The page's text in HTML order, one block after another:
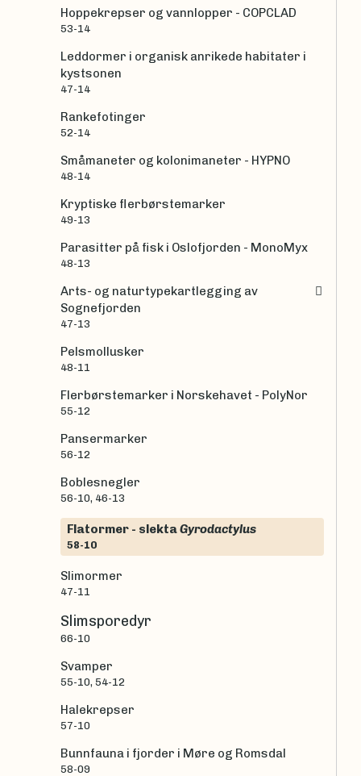
Hoppekrepser og vannlopper - COPCLAD
53-14
Leddormer i organisk anrikede habitater i
kystsonen
47-14
Rankefotinger
52-14
Småmaneter og kolonimaneter - HYPNO
48-14
Kryptiske flerbørstemarker
49-13
Parasitter på fisk i Oslofjorden - MonoMyx
48-13
Arts- og naturtypekartlegging av
Sognefjorden
47-13
Pelsmollusker
48-11
Flerbørstemarker i Norskehavet - PolyNor
55-12
Pansermarker
56-12
Boblesnegler
56-10, 46-13
Flatormer - slektaGyrodactylus
58-10
Slimormer
47-11
Slimsporedyr
66-10
Svamper
55-10, 54-12
Halekrepser
57-10
Bunnfauna i fjorder i Møre og Romsdal
58-09